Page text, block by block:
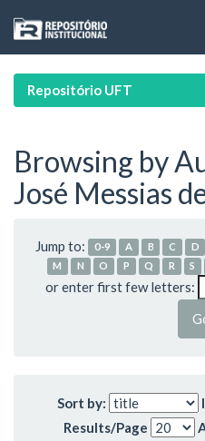
navigation
Repositório UFT
Browsing by
José Messias
Jump to: 0-9 A B C D
M
N O P Q R S
or enter first few letters:
Sort by:
Results/Page